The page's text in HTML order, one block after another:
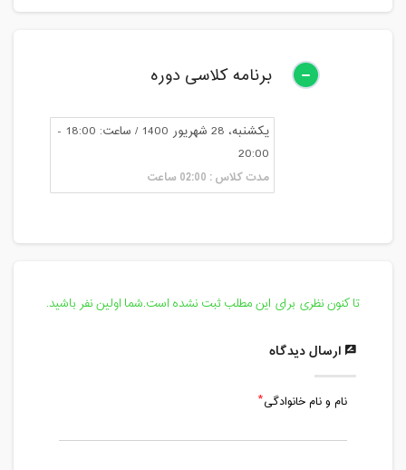
برنامه کلاسی دوره
یکشنبه، 28 شهریور 1400 / ساعت: 18:00 -
20:00
مدت کلاس : 02:00 ساعت
تا کنون نظری برای این مطلب ثبت نشده است.شما اولین نفر باشید.
ارسال دیدگاه
نام و نام خانوادگی